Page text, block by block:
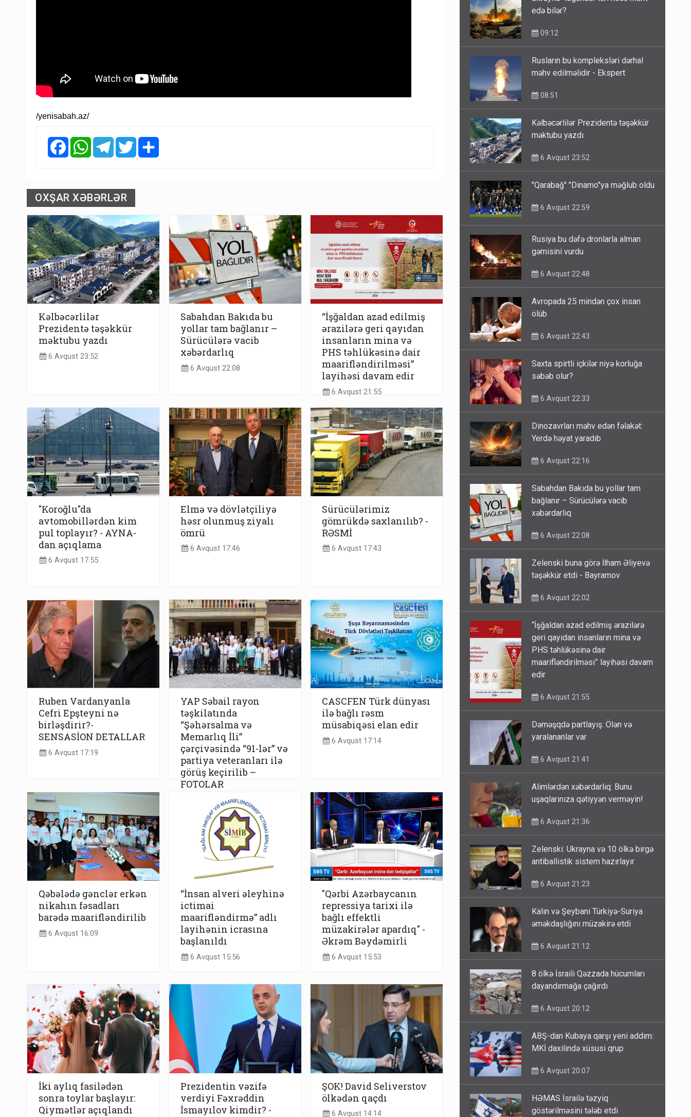
/yenisabah.az/
FacebookWhatsAppTelegramTwitter
OXŞAR XƏBƏRLƏR
Kəlbəcərlilər
Prezidentə təşəkkür
məktubu yazdı
6 Avqust 23:52
Sabahdan Bakıda bu
yollar tam bağlanır –
Sürücülərə vacib
xəbərdarlıq
6 Avqust 22:08
“İşğaldan azad edilmiş
ərazilərə geri qayıdan
insanların mina və
PHS təhlükəsinə dair
maarifləndirilməsi”
layihəsi davam edir
6 Avqust 21:55
"Koroğlu"da
avtomobillərdən kim
pul toplayır? - AYNA-
dan açıqlama
6 Avqust 17:55
Elmə və dövlətçiliyə
həsr olunmuş ziyalı
ömrü
6 Avqust 17:46
Sürücülərimiz
gömrükdə saxlanılıb? -
RƏSMİ
6 Avqust 17:43
Ruben Vardanyanla
Cefri Epşteyni nə
birləşdirir?-
SENSASİON DETALLAR
6 Avqust 17:19
YAP Səbail rayon
təşkilatında
“Şəhərsalma və
Memarlıq İli”
çərçivəsində “91-lər” və
partiya veteranları ilə
görüş keçirilib –
FOTOLAR
6 Avqust 17:17
CASCFEN Türk dünyası
ilə bağlı rəsm
müsabiqəsi elan edir
6 Avqust 17:14
Qəbələdə gənclər erkən
nikahın fəsadları
barədə maarifləndirilib
6 Avqust 16:09
“İnsan alveri əleyhinə
ictimai
maarifləndirmə” adlı
layihənin icrasına
başlanıldı
6 Avqust 15:56
"Qərbi Azərbaycanın
repressiya tarixi ilə
bağlı effektli
müzakirələr apardıq" -
Əkrəm Bəydəmirli
6 Avqust 15:53
İki aylıq fasilədən
sonra toylar başlayır:
Qiymətlər açıqlandı
Prezidentin vəzifə
verdiyi Fəxrəddin
İsmayılov kimdir? -
ŞOK! David Seliverstov
ölkədən qaçdı
6 Avqust 14:14
edə bilər?
09:12
Rusların bu kompleksləri dərhal
məhv edilməlidir - Ekspert
08:51
Kəlbəcərlilər Prezidentə təşəkkür
məktubu yazdı
6 Avqust 23:52
"Qarabağ" "Dinamo"ya məğlub oldu
6 Avqust 22:59
Rusiya bu dəfə dronlarla alman
gəmisini vurdu
6 Avqust 22:48
Avropada 25 mindən çox insan
ölüb
6 Avqust 22:43
Saxta spirtli içkilər niyə korluğa
səbəb olur?
6 Avqust 22:33
Dinozavrları məhv edən fəlakət:
Yerdə həyat yaradıb
6 Avqust 22:16
Sabahdan Bakıda bu yollar tam
bağlanır – Sürücülərə vacib
xəbərdarlıq
6 Avqust 22:08
Zelenski buna görə İlham Əliyevə
təşəkkür etdi - Bayramov
6 Avqust 22:02
“İşğaldan azad edilmiş ərazilərə
geri qayıdan insanların mina və
PHS təhlükəsinə dair
maarifləndirilməsi” layihəsi davam
edir
6 Avqust 21:55
Dəməşqdə partlayış: Ölən və
yaralananlar var
6 Avqust 21:41
Alimlərdən xəbərdarlıq: Bunu
uşaqlarınıza qətiyyən verməyin!
6 Avqust 21:36
Zelenski: Ukrayna və 10 ölkə birgə
antiballistik sistem hazırlayır
6 Avqust 21:23
Kalın və Şeybani Türkiyə-Suriya
əməkdaşlığını müzakirə etdi
6 Avqust 21:12
8 ölkə İsraili Qəzzada hücumları
dayandırmağa çağırdı
6 Avqust 20:12
ABŞ-dan Kubaya qarşı yeni addım:
MKİ daxilində xüsusi qrup
6 Avqust 20:07
HƏMAS İsrailə təzyiq
göstərilməsini tələb etdi